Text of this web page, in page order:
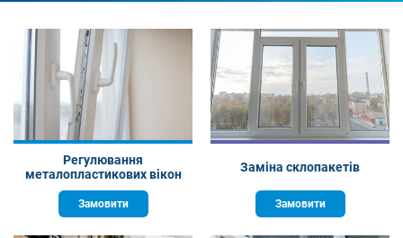
Регулювання
металопластикових вікон
Замовити
Заміна склопакетів
Замовити